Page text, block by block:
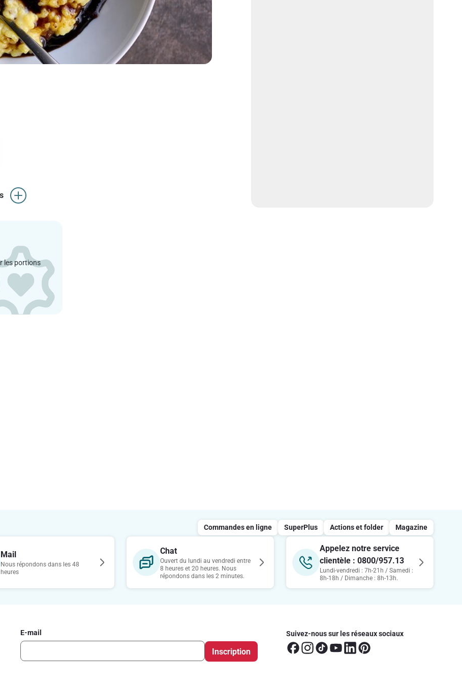
les portions
Commandes en ligne SuperPlus Actions et folder Magazine
Mail
Nous répondons dans les 48
heures
Chat
Ouvert du lundi au vendredi entre
8 heures et 20 heures. Nous
répondons dans les 2 minutes.
Appelez notre service
clientèle : 0800/957.13
Lundi-vendredi : 7h-21h / Samedi :
8h-18h / Dimanche : 8h-13h.
E-mail
Inscription
Suivez-nous sur les réseaux sociaux